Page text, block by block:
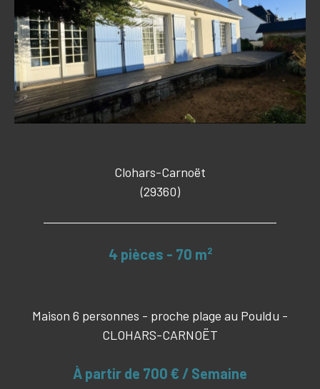
Clohars-Carnoët
(29360)
4 pièces - 70 m²
Maison 6 personnes - proche plage au Pouldu -
CLOHARS-CARNOËT
À partir de 700 € / Semaine